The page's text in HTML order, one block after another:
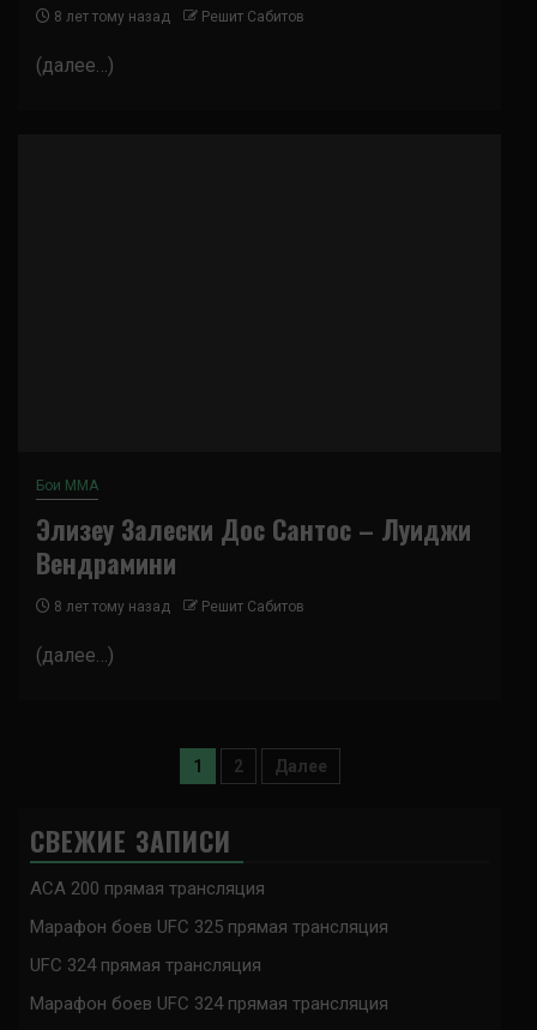
8 лет тому назад Решит Сабитов
(далее…)
Бои ММА
Элизеу Залески Дос Сантос – Луиджи
Вендрамини
8 лет тому назад Решит Сабитов
(далее…)
Пагинация
1 2 Далее
СВЕЖИЕ ЗАПИСИ
ACA 200 прямая трансляция
Марафон боев UFC 325 прямая трансляция
UFC 324 прямая трансляция
Марафон боев UFC 324 прямая трансляция